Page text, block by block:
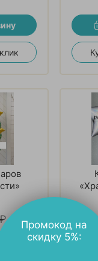
₽
Промокод на
скидку 5%: